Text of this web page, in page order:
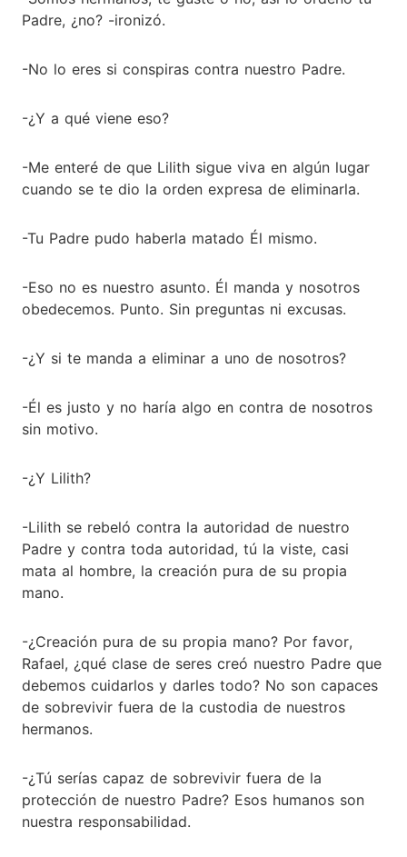
Padre, ¿no? -ironizó.
-No lo eres si conspiras contra nuestro Padre.
-¿Y a qué viene eso?
-Me enteré de que Lilith sigue viva en algún lugar
cuando se te dio la orden expresa de eliminarla.
-Tu Padre pudo haberla matado Él mismo.
-Eso no es nuestro asunto. Él manda y nosotros
obedecemos. Punto. Sin preguntas ni excusas.
-¿Y si te manda a eliminar a uno de nosotros?
-Él es justo y no haría algo en contra de nosotros
sin motivo.
-¿Y Lilith?
-Lilith se rebeló contra la autoridad de nuestro
Padre y contra toda autoridad, tú la viste, casi
mata al hombre, la creación pura de su propia
mano.
-¿Creación pura de su propia mano? Por favor,
Rafael, ¿qué clase de seres creó nuestro Padre que
debemos cuidarlos y darles todo? No son capaces
de sobrevivir fuera de la custodia de nuestros
hermanos.
-¿Tú serías capaz de sobrevivir fuera de la
protección de nuestro Padre? Esos humanos son
nuestra responsabilidad.